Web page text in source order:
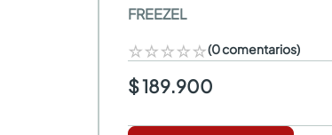
FREEZEL
☆☆☆☆☆(0 comentarios)
$ 189.900